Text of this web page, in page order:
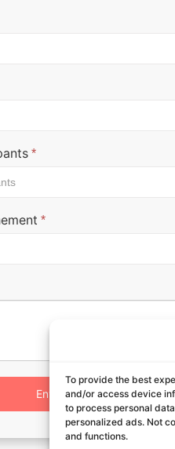
To provide the best
and/or access device
to process personal
personalized ads. Not
and functions.
*
*
Envoyer